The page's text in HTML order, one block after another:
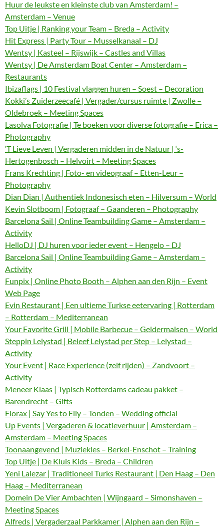
Huur de leukste en kleinste club van Amsterdam! –
Amsterdam – Venue
Top Uitje | Ranking your Team – Breda – Activity
Hit Express | Party Tour – Musselkanaal – DJ
Wentsy | Kasteel – Rijswijk – Castles and Villas
Wentsy | De Amsterdam Boat Center – Amsterdam –
Restaurants
Ibizaflags | 10 Festival vlaggen huren – Soest – Decoration
Kokki’s Zuiderzeecafé | Vergader/cursus ruimte | Zwolle –
Oldebroek – Meeting Spaces
Lasolva Fotografie | Te boeken voor diverse fotografie – Erica –
Photography
‘T Lieve Leven | Vergaderen midden in de Natuur | ‘s-
Hertogenbosch – Helvoirt – Meeting Spaces
Frans Krechting | Foto- en videograaf – Etten-Leur –
Photography
Dian Dian | Authentiek Indonesisch eten – Hilversum – World
Kevin Slotboom | Fotograaf – Gaanderen – Photography
Barcelona Sail | Online Teambuilding Game – Amsterdam –
Activity
HelloDJ | DJ huren voor ieder event – Hengelo – DJ
Barcelona Sail | Online Teambuilding Game – Amsterdam –
Activity
Funpix | Online Photo Booth – Alphen aan den Rijn – Event
Web Page
Evin Restaurant | Een ultieme Turkse eetervaring | Rotterdam
– Rotterdam – Mediterranean
Your Favorite Grill | Mobile Barbecue – Geldermalsen – World
Steppin Lelystad | Beleef Lelystad per Step – Lelystad –
Activity
Your Event | Race Experience (zelf rijden) – Zandvoort –
Activity
Meneer Klaas | Typisch Rotterdams cadeau pakket –
Barendrecht – Gifts
Florax | Say Yes to Elly – Tonden – Wedding official
Up Events | Vergaderen & locatieverhuur | Amsterdam –
Amsterdam – Meeting Spaces
Toonaangevend | Muziekles – Berkel-Enschot – Training
Top Uitje | De Kluis Kids – Breda – Children
Yeni Lalezar | Traditioneel Turks Restaurant | Den Haag – Den
Haag – Mediterranean
Domein De Vier Ambachten | Wijngaard – Simonshaven –
Meeting Spaces
Alfreds | Vergaderzaal Parkkamer | Alphen aan den Rijn –